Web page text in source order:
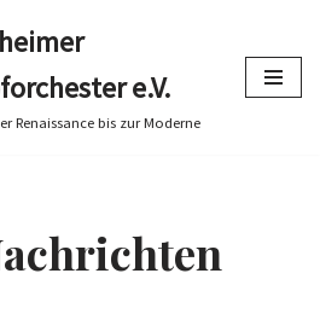
e.V.
Renaissance bis zur Moderne